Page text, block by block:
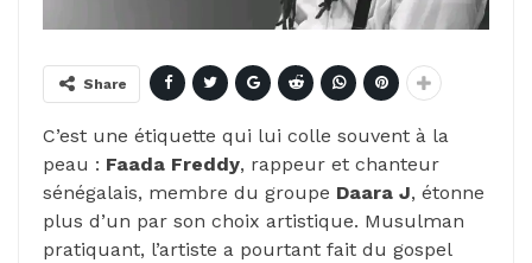
Share
C’est une étiquette qui lui colle souvent à la
peau : Faada Freddy, rappeur et chanteur
sénégalais, membre du groupe Daara J, étonne
plus d’un par son choix artistique. Musulman
pratiquant, l’artiste a pourtant fait du gospel